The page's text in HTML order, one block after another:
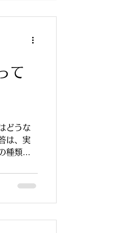
て
どうな
は、実
種類に